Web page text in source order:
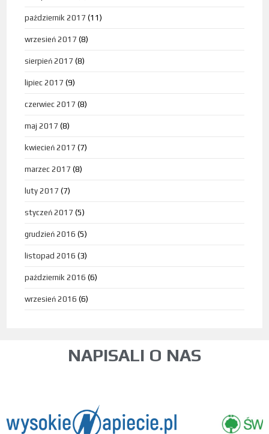
październik 2017 (11)
wrzesień 2017 (8)
sierpień 2017 (8)
lipiec 2017 (9)
czerwiec 2017 (8)
maj 2017 (8)
kwiecień 2017 (7)
marzec 2017 (8)
luty 2017 (7)
styczeń 2017 (5)
grudzień 2016 (5)
listopad 2016 (3)
październik 2016 (6)
wrzesień 2016 (6)
NAPISALI O NAS